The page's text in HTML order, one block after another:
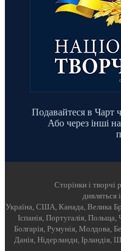
Подавайтеся в Чарт
Або через інші
Cторінки і творчі
дивляться
Україна, США, Канада, Велика
Іспанія, Португалія,
Болгарія, Румунія, Молдова,
Данія, Нідерланди, Ірландія,